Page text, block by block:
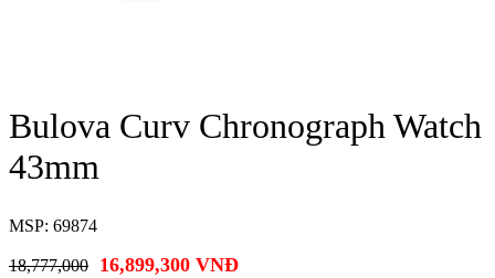
Bulova Curv Chronograph Watch
43mm
MSP: 69874
18,777,000 16,899,300 VNĐ